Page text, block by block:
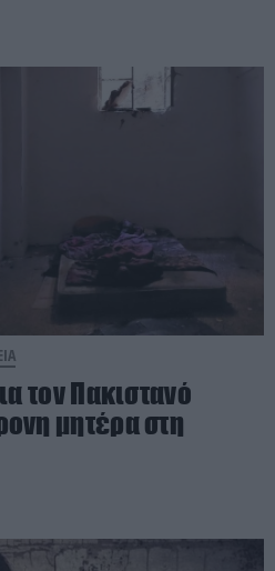
τον Πακιστανό
μητέρα στη